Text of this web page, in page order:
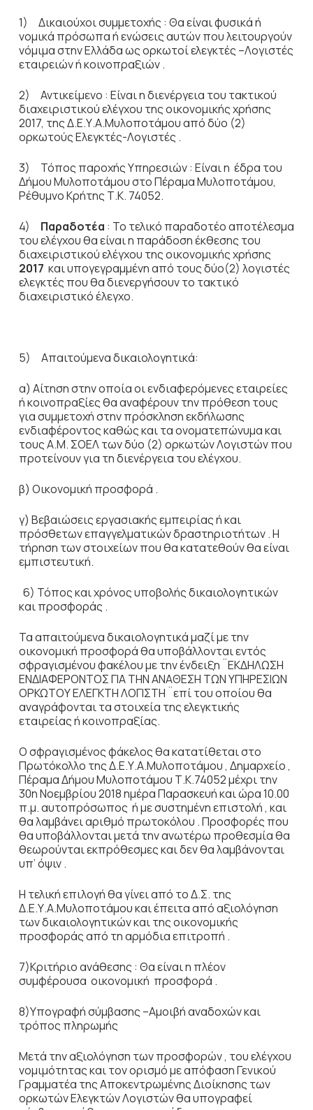
1) Δικαιούχοι συμμετοχής : Θα είναι φυσικά ή
νομικά πρόσωπα ή ενώσεις αυτών που λειτουργούν
νόμιμα στην Ελλάδα ως ορκωτοί ελεγκτές –Λογιστές
εταιρειών ή κοινοπραξιών .
2) Αντικείμενο : Είναι η διενέργεια του τακτικού
διαχειριστικού ελέγχου της οικονομικής χρήσης
2017, της Δ.Ε.Υ.Α.Μυλοποτάμου από δύο (2)
ορκωτούς Ελεγκτές-Λογιστές .
3) Τόπος παροχής Υπηρεσιών : Eίναι η έδρα του
Δήμου Μυλοποτάμου στο Πέραμα Μυλοποτάμου,
Ρέθυμνο Κρήτης Τ.Κ. 74052.
4) Παραδοτέα : Το τελικό παραδοτέο αποτέλεσμα
του ελέγχου θα είναι η παράδοση έκθεσης του
διαχειριστικού ελέγχου της οικονομικής χρήσης
2017 και υπογεγραμμένη από τους δύο(2) λογιστές
ελεγκτές που θα διενεργήσουν το τακτικό
διαχειριστικό έλεγχο.
5) Απαιτούμενα δικαιολογητικά:
α) Αίτηση στην οποία οι ενδιαφερόμενες εταιρείες
ή κοινοπραξίες θα αναφέρουν την πρόθεση τους
για συμμετοχή στην πρόσκληση εκδήλωσης
ενδιαφέροντος καθώς και τα ονοματεπώνυμα και
τους Α.Μ. ΣΟΕΛ των δύο (2) ορκωτών Λογιστών που
προτείνουν για τη διενέργεια του ελέγχου.
β) Οικονομική προσφορά .
γ) Βεβαιώσεις εργασιακής εμπειρίας ή και
πρόσθετων επαγγελματικών δραστηριοτήτων . Η
τήρηση των στοιχείων που θα κατατεθούν θα είναι
εμπιστευτική.
6) Τόπος και χρόνος υποβολής δικαιολογητικών
και προσφοράς .
Τα απαιτούμενα δικαιολογητικά μαζί με την
οικονομική προσφορά θα υποβάλλονται εντός
σφραγισμένου φακέλου με την ένδειξη ¨ΕΚΔΗΛΩΣΗ
ΕΝΔΙΑΦΕΡΟΝΤΟΣ ΓΙΑ ΤΗΝ ΑΝΑΘΕΣΗ ΤΩΝ ΥΠΗΡΕΣΙΩΝ
ΟΡΚΩΤΟΥ ΕΛΕΓΚΤΗ ΛΟΓΙΣΤΗ ¨επί του οποίου θα
αναγράφονται τα στοιχεία της ελεγκτικής
εταιρείας ή κοινοπραξίας.
Ο σφραγισμένος φάκελος θα κατατίθεται στο
Πρωτόκολλο της Δ.Ε.Υ.Α.Μυλοποτάμου , Δημαρχείο ,
Πέραμα Δήμου Μυλοποτάμου Τ.Κ.74052 μέχρι την
30η Νοεμβρίου 2018 ημέρα Παρασκευή και ώρα 10.00
π.μ. αυτοπρόσωπος ή με συστημένη επιστολή , και
θα λαμβάνει αριθμό πρωτοκόλου . Προσφορές που
θα υποβάλλονται μετά την ανωτέρω προθεσμία θα
θεωρούνται εκπρόθεσμες και δεν θα λαμβάνονται
υπ’ όψιν .
H τελική επιλογή θα γίνει από το Δ.Σ. της
Δ.Ε.Υ.Α.Μυλοποτάμου και έπειτα από αξιολόγηση
των δικαιολογητικών και της οικονομικής
προσφοράς από τη αρμόδια επιτροπή .
7)Κριτήριο ανάθεσης : Θα είναι η πλέον
συμφέρουσα οικονομική προσφορά .
8)Υπογραφή σύμβασης –Αμοιβή αναδοχών και
τρόπος πληρωμής
Μετά την αξιολόγηση των προσφορών , του ελέγχου
νομιμότητας και τον ορισμό με απόφαση Γενικού
Γραμματέα της Αποκεντρωμένης Διοίκησης των
ορκωτών Ελεγκτών Λογιστών θα υπογραφεί